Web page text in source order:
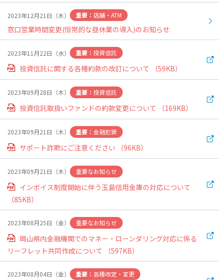
お困りごと
お問い合わせ
ローン商品
カードローン フリーローン
教育ローン 住宅ローン
ローン
シミュレーション
個人ローン
仮審査申込み
預金商品から探す
全てを見る
2023年12月21日（木） 店舗・ATM
窓口営業時間変更(恒常的な昼休業の導入)のお知らせ
2023年11月22日（水） 投資信託
投資信託に関する各種約款の改訂について （59KB）
2023年09月28日（木） 投資信託
投資信託取扱いファンドの約款変更について （169KB）
2023年09月21日（木） 金融犯罪
サポート詐欺にご注意ください （96KB）
2023年09月21日（木） 重要なお知らせ
インボイス制度開始に伴う玉島信用金庫の対応について
（85KB）
2023年08月25日（金） 重要なお知らせ
岡山県内金融機関でのマネー・ローンダリング対応に係る
リーフレット共同作成について
（597KB）
2023年08月04日（金） 各種改定・変更